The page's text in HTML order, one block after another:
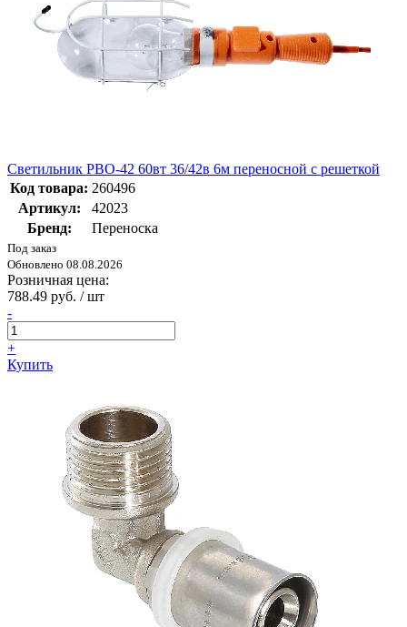
Светильник РВО-42 60вт 36/42в 6м переносной с решеткой
Код товара: 260496
Артикул:
42023
Бренд:
Переноска
Под заказ
Обновлено 08.08.2026
Розничная цена:
788.49 руб. / шт
-
+
Купить